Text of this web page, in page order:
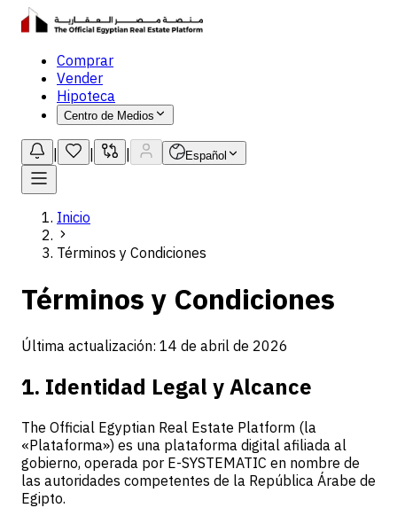
Comprar
Vender
Hipoteca
Centro de Medios
Español
Inicio
Términos y Condiciones
Términos y Condiciones
Última actualización: 14 de abril de 2026
1. Identidad Legal y Alcance
The Official Egyptian Real Estate Platform (la
«Plataforma») es una plataforma digital afiliada al
gobierno, operada por E-SYSTEMATIC en nombre de
las autoridades competentes de la República Árabe de
Egipto.